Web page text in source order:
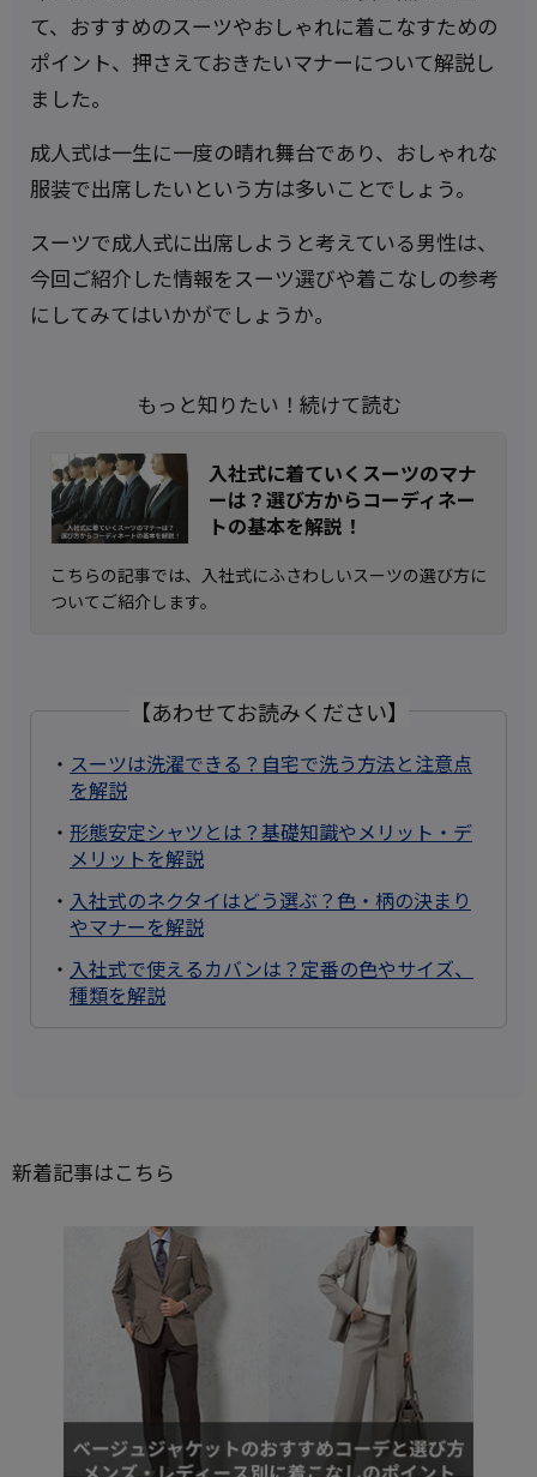
て、おすすめのスーツやおしゃれに着こなすための
ポイント、押さえておきたいマナーについて解説し
ました。
成人式は一生に一度の晴れ舞台であり、おしゃれな
服装で出席したいという方は多いことでしょう。
スーツで成人式に出席しようと考えている男性は、
今回ご紹介した情報をスーツ選びや着こなしの参考
にしてみてはいかがでしょうか。
もっと知りたい！続けて読む
入社式に着ていくスーツのマナ
ーは？選び方からコーディネー
トの基本を解説！
こちらの記事では、入社式にふさわしいスーツの選び方に
ついてご紹介します。
【あわせてお読みください】
・ スーツは洗濯できる？自宅で洗う方法と注意点
を解説
・ 形態安定シャツとは？基礎知識やメリット・デ
メリットを解説
・ 入社式のネクタイはどう選ぶ？色・柄の決まり
やマナーを解説
・ 入社式で使えるカバンは？定番の色やサイズ、
種類を解説
新着記事はこちら